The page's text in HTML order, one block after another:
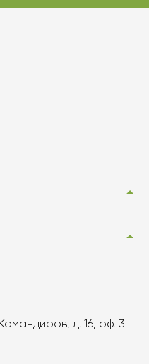
д. 16, оф. 3